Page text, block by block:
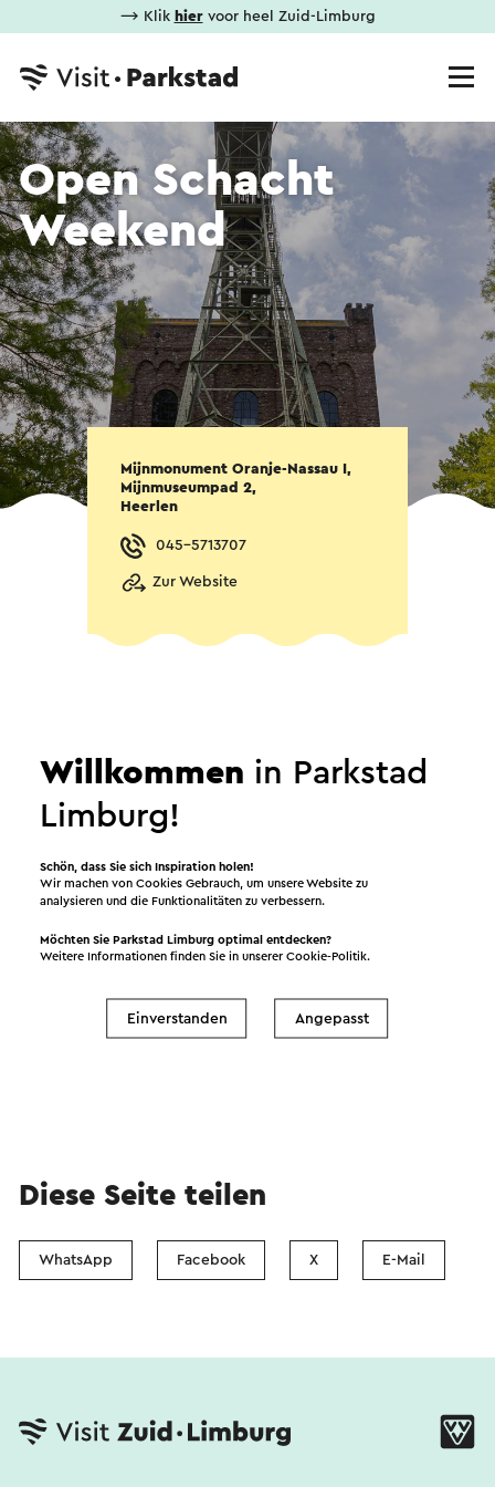
⟶ Klik hiervoor heel Zuid-Limburg
Open Schacht
Weekend
Mijnmonument Oranje-Nassau I,
Mijnmuseumpad 2,
Heerlen
045-5713707
Zur Website
Daten
15.08.2026 bis 16.08.2026
13.09.2026
Diese Seite teilen
WhatsApp Facebook X E-Mail
Willkommen in Parkstad
Limburg!
Schön, dass Sie sich Inspiration holen!
Wir machen von Cookies Gebrauch, um unsere Website zu
analysieren und die Funktionalitäten zu verbessern.
Möchten Sie Parkstad Limburg optimal entdecken?
Weitere Informationen finden Sie in unsererCookie-Politik
Einverstanden Angepasst